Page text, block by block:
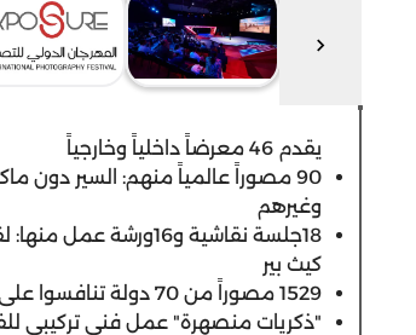
يقدم 46 معرضاً داخلياً وخارجياً
90 مصوراً عالمياً منهم: السير دون
وغيرهم
18جلسة نقاشية
كيث بير
1529 مصوراً من 70 دولة تنافسوا على منحة "تيموثي آلن"
"ذكريات منصهرة" عمل فني تركيبي